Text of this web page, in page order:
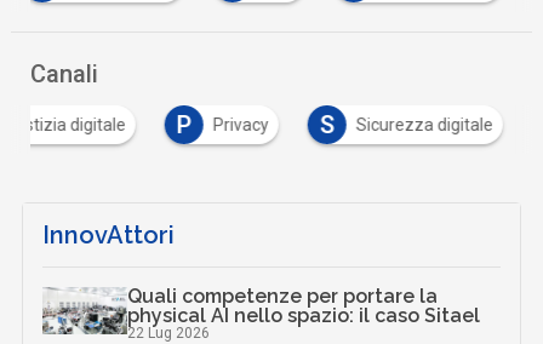
Canali
giustizia digitale P Privacy S Sicurezza digitale
InnovAttori
Quali competenze per portare la
physical AI nello spazio: il caso Sitael
22 Lug 2026